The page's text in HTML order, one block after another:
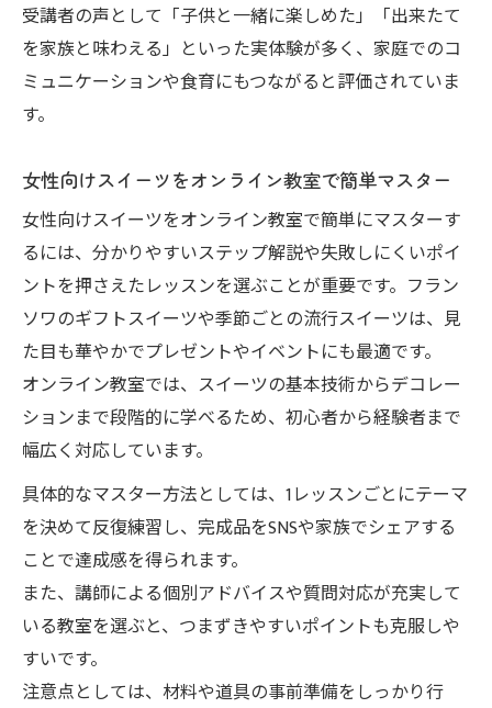
受講者の声として「子供と一緒に楽しめた」「出来たて
を家族と味わえる」といった実体験が多く、家庭でのコ
ミュニケーションや食育にもつながると評価されていま
す。
女性向けスイーツをオンライン教室で簡単マスター
女性向けスイーツをオンライン教室で簡単にマスターす
るには、分かりやすいステップ解説や失敗しにくいポイ
ントを押さえたレッスンを選ぶことが重要です。フラン
ソワのギフトスイーツや季節ごとの流行スイーツは、見
た目も華やかでプレゼントやイベントにも最適です。
オンライン教室では、スイーツの基本技術からデコレー
ションまで段階的に学べるため、初心者から経験者まで
幅広く対応しています。
具体的なマスター方法としては、1レッスンごとにテーマ
を決めて反復練習し、完成品をSNSや家族でシェアする
ことで達成感を得られます。
また、講師による個別アドバイスや質問対応が充実して
いる教室を選ぶと、つまずきやすいポイントも克服しや
すいです。
注意点としては、材料や道具の事前準備をしっかり行